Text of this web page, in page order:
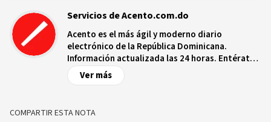
Servicios de Acento.com.do
Acento es el más ágil y moderno diario
electrónico de la República Dominicana.
Información actualizada las 24 horas. Entérate
de las noticias y sucesos más importantes a
nivel nacional e internacional, videos y fotos
relevantes en tiempo real.
Ver más
COMPARTIR ESTA NOTA